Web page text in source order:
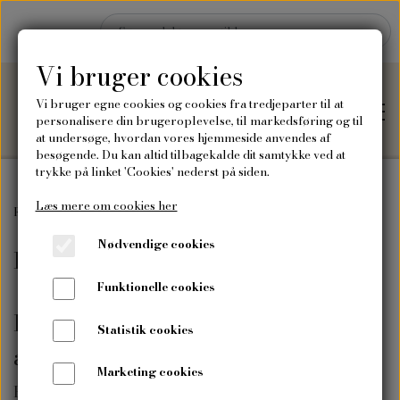
Hjem
Blog
Om mig
Forside Frø Blomsterfrø
Blomsterfrø
Blomsterfrø til dine krukker,
altankasser eller blomsterbed
Her finder du et bredt udvalg af blomsterfrø - til alle
Vi bruger cookies
Vi bruger egne cookies og cookies fra tredjeparter til at
personalisere din brugeroplevelse, til markedsføring og til
at undersøge, hvordan vores hjemmeside anvendes af
besøgende. Du kan altid tilbagekalde dit samtykke ved at
trykke på linket 'Cookies' nederst på siden.
Læs mere om cookies her
Nødvendige cookies
Funktionelle cookies
Statistik cookies
Marketing cookies